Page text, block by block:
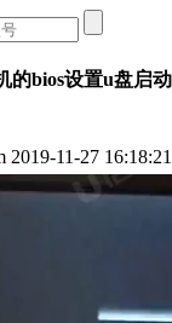
的bios设置u盘启
2019-11-27 16:18:21